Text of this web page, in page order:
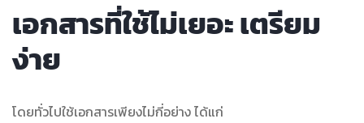
เอกสารที่ใช้ไม่เยอะ เตรียม
ง่าย
โดยทั่วไปใช้เอกสารเพียงไม่กี่อย่าง ได้แก่